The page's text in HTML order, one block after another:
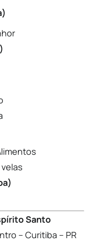
Santo
– Curitiba – PR